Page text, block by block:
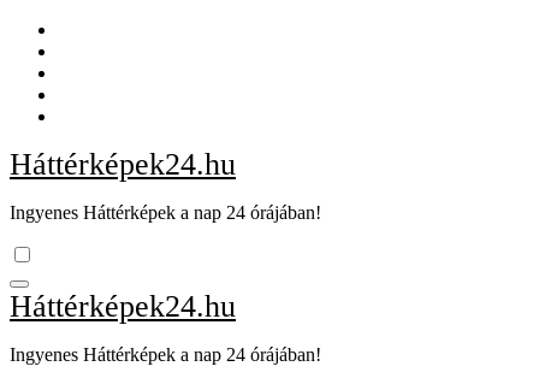
Skip
content
Háttérképek24.hu
Ingyenes Háttérképek a nap 24 órájában!
Háttérképek24.hu
Ingyenes Háttérképek a nap 24 órájában!